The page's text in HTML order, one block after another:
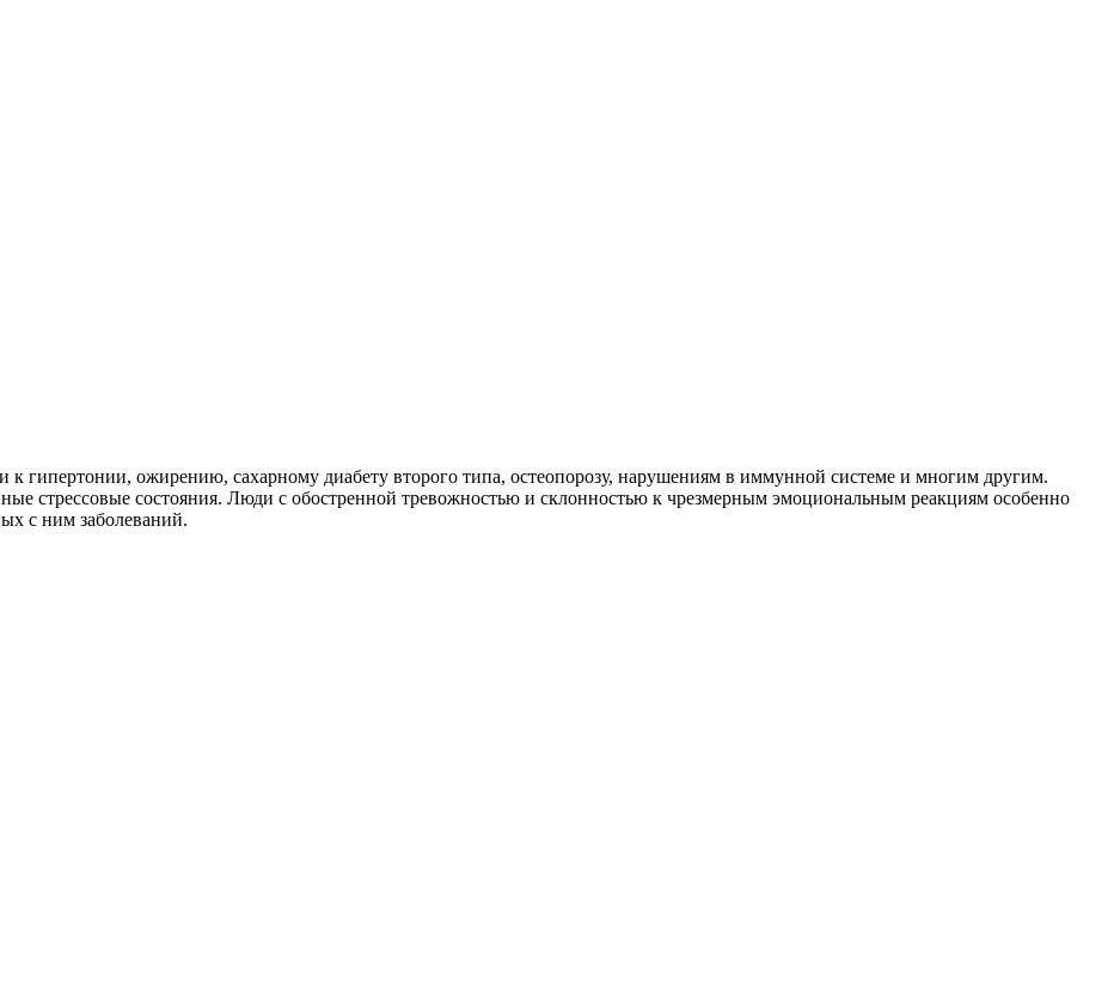
к гипертонии, ожирению, сахарному диабету второго типа, остеопорозу, нарушениям в иммунной системе и многим другим.
стрессовые состояния. Люди с обостренной тревожностью и склонностью к чрезмерным эмоциональным реакциям особенно
с ним заболеваний.